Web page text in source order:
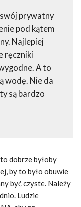
swój prywatny
pod kątem
Najlepiej
ręczniki
A to
wodę. Nie da
są bardzo
dobrze byłoby
by to było obuwie
być czyste. Należy
Ludzie